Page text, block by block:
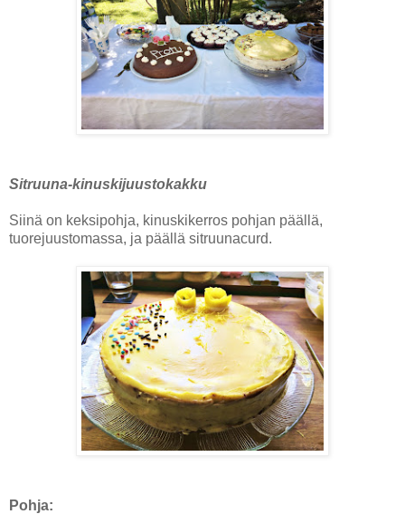
Sitruuna-kinuskijuustokakku
Siinä on keksipohja, kinuskikerros pohjan päällä,
tuorejuustomassa, ja päällä sitruunacurd.
Pohja: